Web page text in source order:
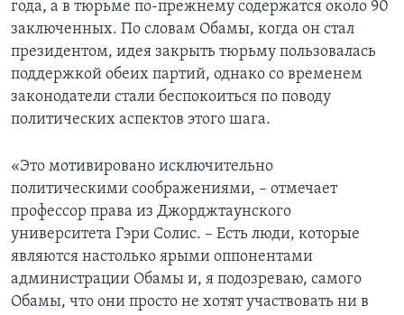
года, а в тюрьме по-прежнему содержатся около 90
заключенных. По словам Обамы, когда он стал
президентом, идея закрыть тюрьму пользовалась
поддержкой обеих партий, однако со временем
законодатели стали беспокоиться по поводу
политических аспектов этого шага.
«Это мотивировано исключительно
политическими соображениями, – отмечает
профессор права из Джорджтаунского
университета Гэри Солис. – Есть люди, которые
являются настолько ярыми оппонентами
администрации Обамы и, я подозреваю, самого
Обамы, что они просто не хотят участвовать ни в